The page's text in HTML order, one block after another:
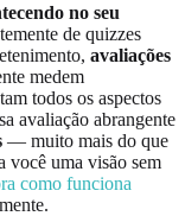
no seu
de quizzes
avaliações
medem
todos os aspectos
avaliação abrangente
— muito mais do que
você uma visão sem
como funciona